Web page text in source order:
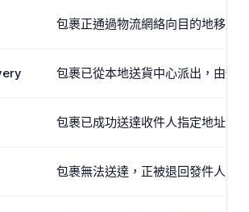
包裹正通過物流網絡向目的地移動
包裹已從本地送貨中心派出，由快
包裹已成功送達收件人指定地址，
包裹無法送達，正被退回發件人或